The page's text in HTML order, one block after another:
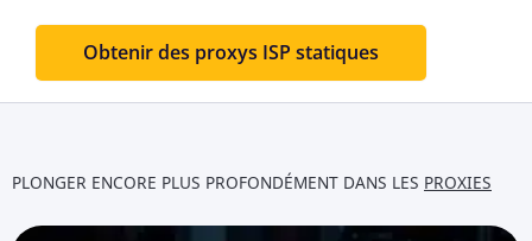
Obtenir des proxys ISP statiques
PLONGER ENCORE PLUS PROFONDÉMENT DANS LES PROXIES